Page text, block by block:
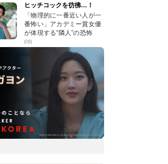
ヒッチコックを彷彿…！
「物理的に一番近い人が一
番怖い」アカデミー賞女優
が体現する“隣人”の恐怖
PR